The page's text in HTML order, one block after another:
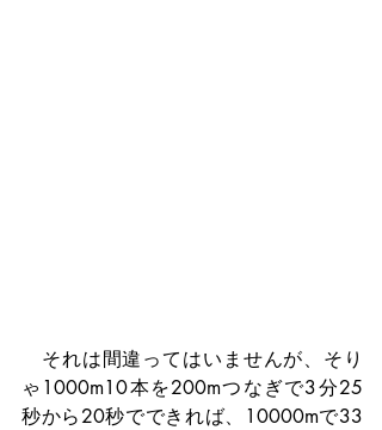
それは間違ってはいませんが、そり
ゃ1000m10本を200mつなぎで3分25
秒から20秒でできれば、10000mで33